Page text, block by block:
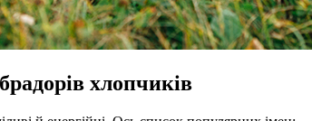
хлопчиків